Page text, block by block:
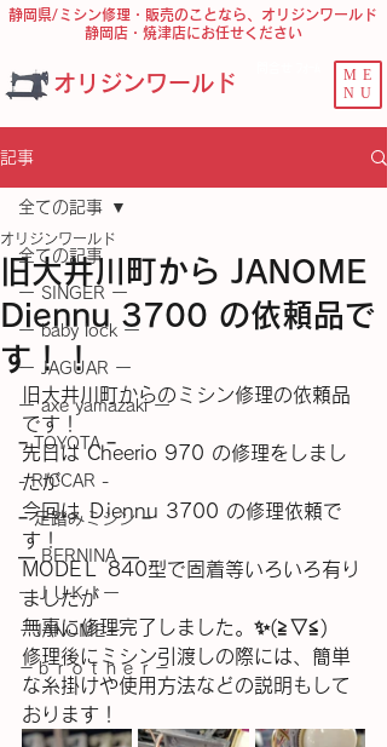
オリジンワールド
ME
NU
静岡県/ミシン修理・販売のことなら、オリジンワールド
静岡店・焼津店にお任せください
記事
全ての記事
ー SINGER ー
ー baby lock ー
ー JAGUAR ー
ー axe yamazaki ー
− TOYOTA −
- RICCAR -
− 足踏みミシン −
― BERNINA ―
ーＪＵＫＩー
－JANOME－
－ｂｒｏｔｈｅｒ－
全ての記事
旧大井川町から JANOME
Diennu 3700 の依頼品で
す！！
オリジンワールド
旧大井川町からのミシン修理の依頼品
です！
先日は Cheerio 970 の修理をしまし
たが
今回は Ｄiennu 3700 の修理依頼で
す！
MODEＬ 840型で固着等いろいろ有り
ましたが
無事に修理完了しました。✨(⁠≧⁠▽⁠≦⁠)
修理後にミシン引渡しの際には、簡単
な糸掛けや使用方法などの説明もして
おります！